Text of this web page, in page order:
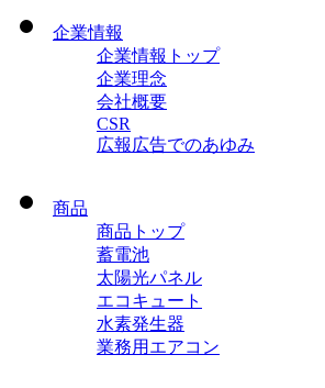
企業情報
企業情報トップ
企業理念
会社概要
CSR
広報広告でのあゆみ
商品
商品トップ
蓄電池
太陽光パネル
エコキュート
水素発生器
業務用エアコン